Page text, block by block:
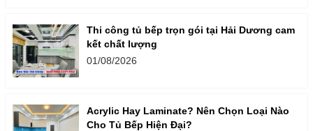
Thi công tủ bếp trọn gói tại Hải Dương cam
kết chất lượng
01/08/2026
Acrylic Hay Laminate? Nên Chọn Loại Nào
Cho Tủ Bếp Hiện Đại?